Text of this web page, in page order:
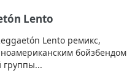
Lento
Lento ремикс,
бойзбендом
группы...